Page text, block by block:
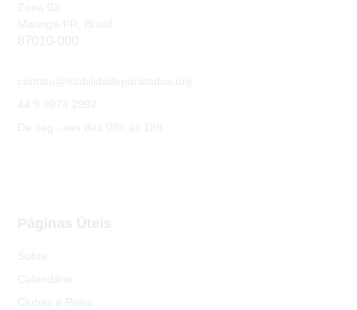
Páginas Úteis
Sobre
Calendário
Clubes e Polos
Zona 02
Maringá-PR, Brasil
87010-000
contato@mobilidadeparatodos.org
44 9 9973 2992
De seg - sex das 08h às 18h